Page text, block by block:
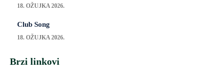
18. OŽUJKA 2026.
Club Song
18. OŽUJKA 2026.
Brzi linkovi